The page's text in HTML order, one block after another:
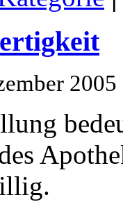
2005